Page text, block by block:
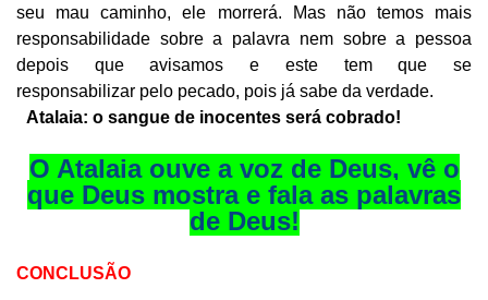
seu mau caminho, ele morrerá. Mas não temos mais
responsabilidade sobre a palavra nem sobre a pessoa
depois que avisamos e este tem que se
responsabilizar pelo pecado, pois já sabe da verdade.
Atalaia: o sangue de inocentes será cobrado!
O Atalaia ouve a voz de Deus, vê o
que Deus mostra e fala as palavras
de Deus!
CONCLUSÃO